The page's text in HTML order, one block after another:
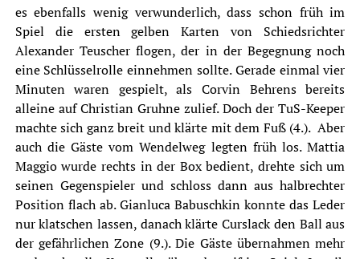
es ebenfalls wenig verwunderlich, dass schon früh im
Spiel die ersten gelben Karten von Schiedsrichter
Alexander Teuscher flogen, der in der Begegnung noch
eine Schlüsselrolle einnehmen sollte. Gerade einmal vier
Minuten waren gespielt, als Corvin Behrens bereits
alleine auf Christian Gruhne zulief. Doch der TuS-Keeper
machte sich ganz breit und klärte mit dem Fuß (4.). Aber
auch die Gäste vom Wendelweg legten früh los. Mattia
Maggio wurde rechts in der Box bedient, drehte sich um
seinen Gegenspieler und schloss dann aus halbrechter
Position flach ab. Gianluca Babuschkin konnte das Leder
nur klatschen lassen, danach klärte Curslack den Ball aus
der gefährlichen Zone (9.). Die Gäste übernahmen mehr